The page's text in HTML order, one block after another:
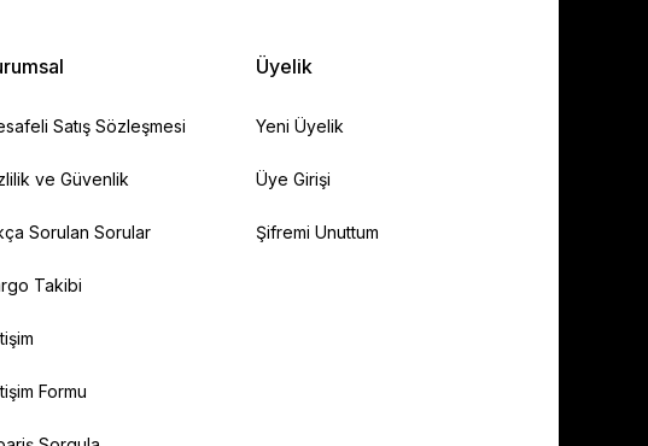
Satış Sözleşmesi
ve Güvenlik
Sorulan Sorular
Takibi
Formu
Üyelik
Yeni Üyelik
Üye Girişi
Şifremi Unuttum